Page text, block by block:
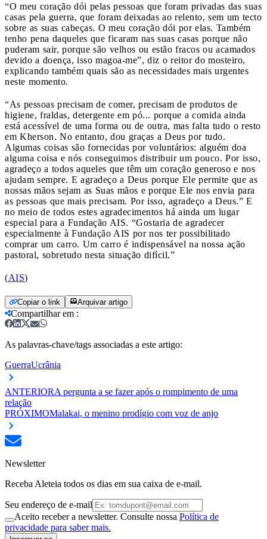
“O meu coração dói pelas pessoas que foram privadas das suas
casas pela guerra, que foram deixadas ao relento, sem um tecto
sobre as suas cabeças. O meu coração dói por elas. Também
tenho pena daqueles que ficaram nas suas casas porque não
puderam sair, porque são velhos ou estão fracos ou acamados
devido a doença, isso magoa-me”, diz o reitor do mosteiro,
explicando também quais são as necessidades mais urgentes
neste momento.
“As pessoas precisam de comer, precisam de produtos de
higiene, fraldas, detergente em pó... porque a comida ainda
está acessível de uma forma ou de outra, mas falta tudo o resto
em Kherson. No entanto, dou graças a Deus por tudo.
Algumas coisas são fornecidas por voluntários: alguém doa
alguma coisa e nós conseguimos distribuir um pouco. Por isso,
agradeço a todos aqueles que têm um coração generoso e nos
ajudam sempre. E agradeço a Deus porque Ele permite que as
nossas mãos sejam as Suas mãos e porque Ele nos envia para
as pessoas que mais precisam. Por isso, agradeço a Deus.” E
no meio de todos estes agradecimentos há ainda um lugar
especial para a Fundação AIS. “Gostaria de agradecer
especialmente à Fundação AIS por nos ter possibilitado
comprar um carro. Um carro é indispensável na nossa ação
pastoral, sobretudo nesta situação difícil.”
(AIS)
Copiar o link Arquivar artigo
Compartilhar em :
As palavras-chave/tags associadas a este artigo:
GuerraUcrânia
ANTERIORA pergunta a se fazer após o rompimento de uma
relação
PRÓXIMOMalakai, o menino prodígio com voz de anjo
Newsletter
Receba Aleteia todos os dias em sua caixa de e-mail.
Seu endereço de e-mail
Aceito receber a newsletter. Consulte nossa Política de
privacidade para saber mais.